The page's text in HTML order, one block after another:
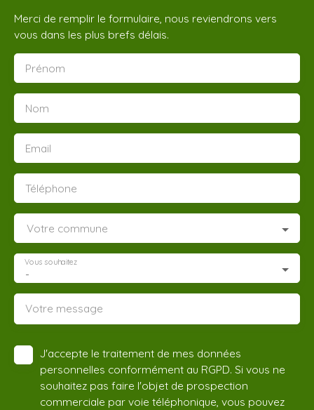
Merci de remplir le formulaire, nous reviendrons vers
vous dans les plus brefs délais.
Prénom
Nom
Email
Téléphone
Votre commune
-
Vous souhaitez
Votre message
J'accepte le traitement de mes données
personnelles conformément au RGPD. Si vous ne
souhaitez pas faire l'objet de prospection
commerciale par voie téléphonique, vous pouvez